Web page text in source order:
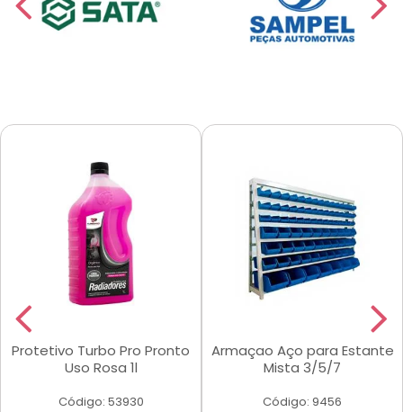
Protetivo Turbo Pro Pronto
Uso Rosa 1l
Código: 53930
Armaçao Aço para Estante
Mista 3/5/7
Código: 9456